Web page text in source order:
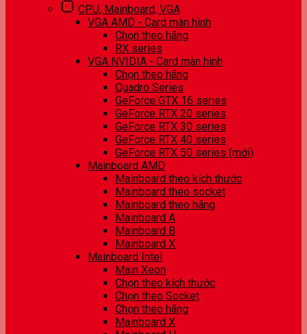
CPU, Mainboard, VGA
VGA AMD - Card màn hình
Chọn theo hãng
RX series
VGA NVIDIA - Card màn hình
Chọn theo hãng
Quadro Series
GeForce GTX 16 series
GeForce RTX 20 series
GeForce RTX 30 series
GeForce RTX 40 series
GeForce RTX 50 series (mới)
Mainboard AMD
Mainboard theo kích thước
Mainboard theo socket
Mainboard theo hãng
Mainboard A
Mainboard B
Mainboard X
Mainboard Intel
Main Xeon
Chọn theo kích thước
Chọn theo Socket
Chọn theo hãng
Mainboard X